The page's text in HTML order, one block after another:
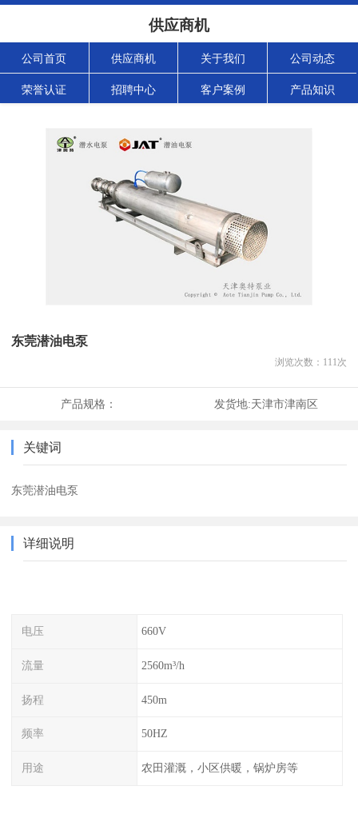
供应商机
公司首页 供应商机 关于我们 公司动态
荣誉认证 招聘中心 客户案例 产品知识
东莞潜油电泵
浏览次数： 111次
产品规格： 发货地:天津市津南区
关键词
东莞潜油电泵
详细说明
电压 660V
流量 2560m³/h
扬程 450m
频率 50HZ
用途 农田灌溉，小区供暖，锅炉房等